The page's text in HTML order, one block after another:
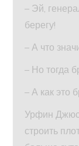
– Эй,
берегу!
– А что
– Но тогда
– А как это
Урфин Джюс
строить